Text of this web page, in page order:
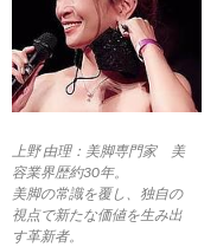
上野 由理：美脚専門家 美
容業界歴約30年。
美脚の常識を覆し、独自の
視点で新たな価値を生み出
す革新者。